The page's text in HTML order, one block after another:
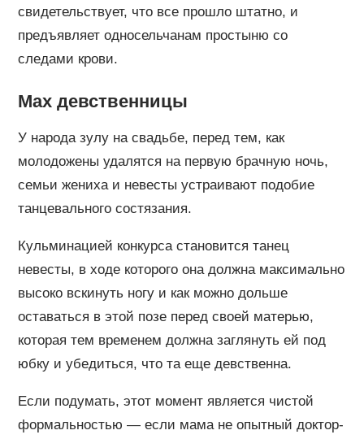
свидетельствует, что все прошло штатно, и
предъявляет односельчанам простыню со
следами крови.
Мах девственницы
У народа зулу на свадьбе, перед тем, как
молодожены удалятся на первую брачную ночь,
семьи жениха и невесты устраивают подобие
танцевального состязания.
Кульминацией конкурса становится танец
невесты, в ходе которого она должна максимально
высоко вскинуть ногу и как можно дольше
оставаться в этой позе перед своей матерью,
которая тем временем должна заглянуть ей под
юбку и убедиться, что та еще девственна.
Если подумать, этот момент является чистой
формальностью — если мама не опытный доктор-